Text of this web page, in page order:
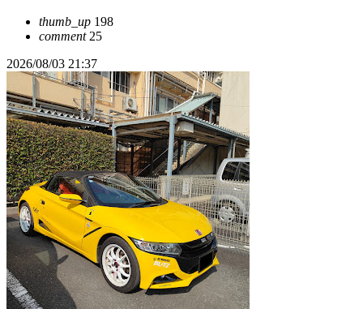
thumb_up 198
comment25
2026/08/03 21:37